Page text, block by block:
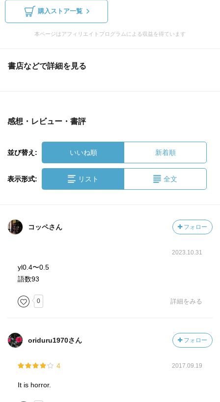
購入ストア一覧
本ページはアフィリエイトプログラムによる収益を得ています
書店などで詳細を見る
感想・レビュー・書評
並び替え: いいね順 新着順
表示形式: リスト 全文
コッペさん フォロー
2023.10.31
yl0.4〜0.5
語数93
0 詳細をみる
oriduru1970さん フォロー
4 2017.09.19
It is horror.